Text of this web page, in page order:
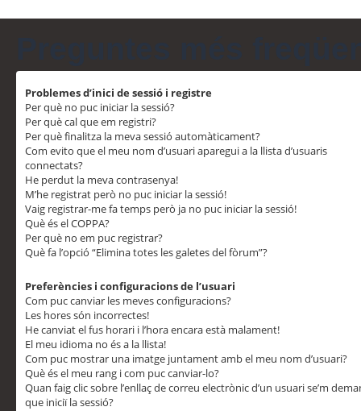
Problemes d’inici de sessió i registre
Per què no puc iniciar la sessió?
Per què cal que em registri?
Per què finalitza la meva sessió automàticament?
Com evito que el meu nom d’usuari aparegui a la llista d’usuaris
connectats?
He perdut la meva contrasenya!
M’he registrat però no puc iniciar la sessió!
Vaig registrar-me fa temps però ja no puc iniciar la sessió!
Què és el COPPA?
Per què no em puc registrar?
Què fa l’opció “Elimina totes les galetes del fòrum”?
Preferències i configuracions de l’usuari
Com puc canviar les meves configuracions?
Les hores són incorrectes!
He canviat el fus horari i l’hora encara està malament!
El meu idioma no és a la llista!
Com puc mostrar una imatge juntament amb el meu nom d’usuari?
Què és el meu rang i com puc canviar-lo?
Quan faig clic sobre l’enllaç de correu electrònic d’un usuari se’m
que iniciï la sessió?